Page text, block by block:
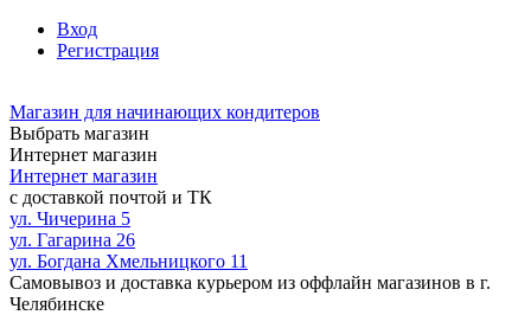
Вход
Регистрация
Магазин для начинающих кондитеров
Выбрать магазин
Интернет магазин
Интернет магазин
с доставкой почтой и ТК
ул. Чичерина 5
ул. Гагарина 26
ул. Богдана Хмельницкого 11
Самовывоз и доставка курьером из оффлайн магазинов в г.
Челябинске